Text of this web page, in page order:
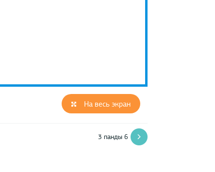
На весь экран
3 панды 6